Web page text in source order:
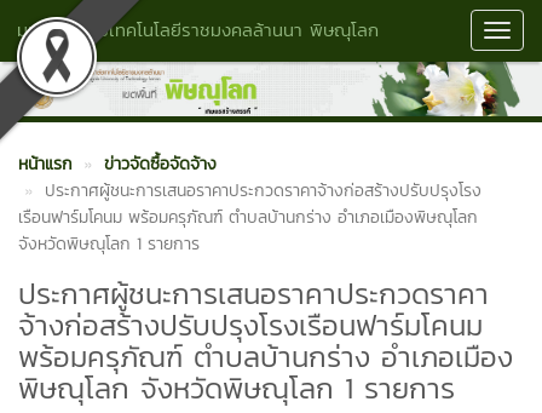
มหาวิทยาลัยเทคโนโลยีราชมงคลล้านนา พิษณุโลก
หน้าแรก
ข่าวจัดซื้อจัดจ้าง
ประกาศผู้ชนะการเสนอราคาประกวดราคาจ้างก่อสร้างปรับปรุงโรง
เรือนฟาร์มโคนม พร้อมครุภัณฑ์ ตำบลบ้านกร่าง อำเภอเมืองพิษณุโลก
จังหวัดพิษณุโลก 1 รายการ
ประกาศผู้ชนะการเสนอราคาประกวดราคา
จ้างก่อสร้างปรับปรุงโรงเรือนฟาร์มโคนม
พร้อมครุภัณฑ์ ตำบลบ้านกร่าง อำเภอเมือง
พิษณุโลก จังหวัดพิษณุโลก 1 รายการ